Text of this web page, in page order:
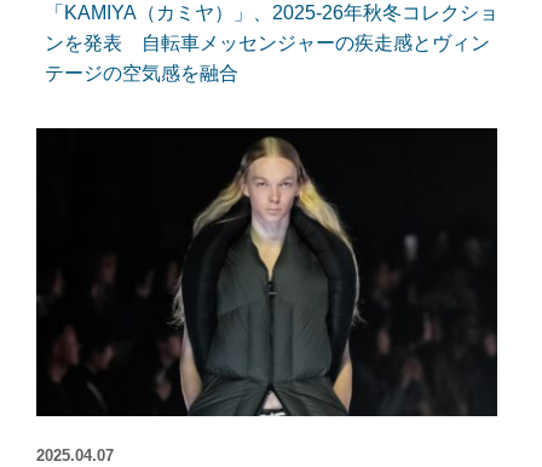
「KAMIYA（カミヤ）」、2025-26年秋冬コレクショ
ンを発表 自転車メッセンジャーの疾走感とヴィン
テージの空気感を融合
2025.04.07